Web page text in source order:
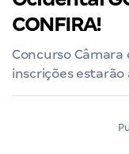
CONFIRA!
Concurso Câmara
inscrições